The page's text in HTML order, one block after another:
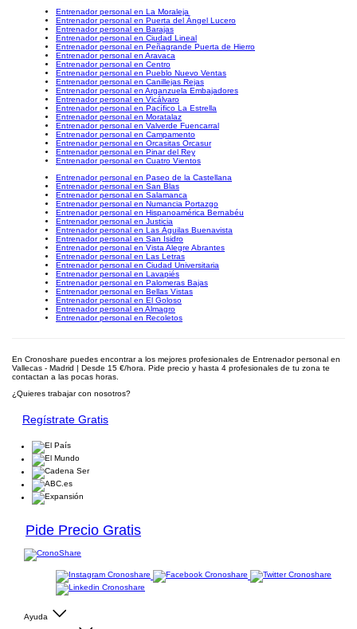
Entrenador personal en La Moraleja
Entrenador personal en Puerta del Ángel Lucero
Entrenador personal en Barajas
Entrenador personal en Ciudad Lineal
Entrenador personal en Peñagrande Puerta de Hierro
Entrenador personal en Aravaca
Entrenador personal en Centro
Entrenador personal en Pueblo Nuevo Ventas
Entrenador personal en Canillejas Rejas
Entrenador personal en Arganzuela Embajadores
Entrenador personal en Vicálvaro
Entrenador personal en Pacífico La Estrella
Entrenador personal en Moratalaz
Entrenador personal en Valverde Fuencarral
Entrenador personal en Campamento
Entrenador personal en Orcasitas Orcasur
Entrenador personal en Pinar del Rey
Entrenador personal en Cuatro Vientos
Entrenador personal en Paseo de la Castellana
Entrenador personal en San Blas
Entrenador personal en Salamanca
Entrenador personal en Numancia Portazgo
Entrenador personal en Hispanoamérica Bernabéu
Entrenador personal en Justicia
Entrenador personal en Las Águilas Buenavista
Entrenador personal en San Isidro
Entrenador personal en Vista Alegre Abrantes
Entrenador personal en Las Letras
Entrenador personal en Ciudad Universitaria
Entrenador personal en Lavapiés
Entrenador personal en Palomeras Bajas
Entrenador personal en Bellas Vistas
Entrenador personal en El Goloso
Entrenador personal en Almagro
Entrenador personal en Recoletos
En Cronoshare puedes encontrar a los mejores profesionales de Entrenador personal en
Vallecas - Madrid | Desde 15 €/hora. Pide precio y hasta 4 profesionales de tu zona te
contactan a las pocas horas.
¿Quieres trabajar con nosotros?
Regístrate Gratis
Pide Precio Gratis
Ayuda